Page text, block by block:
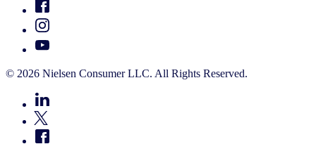
© 2026 Nielsen Consumer LLC. All Rights Reserved.